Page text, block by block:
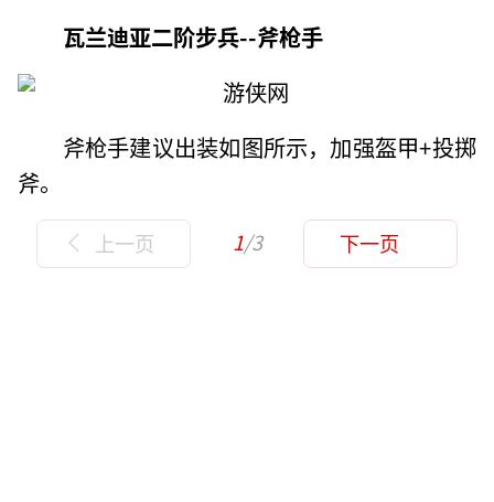
瓦兰迪亚二阶步兵--斧枪手
斧枪手建议出装如图所示，加强盔甲+投掷
斧。
上一页 1/3 下一页